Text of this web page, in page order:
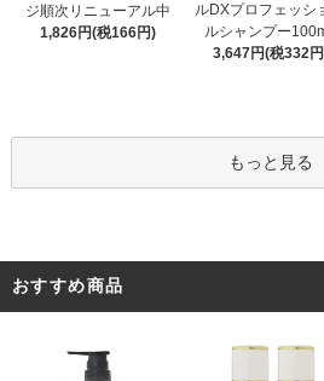
ジ順次リニューアル中
1,826円(税166円)
ルDXプロフェッシ
ルシャンプー
3,647円(税332
もっと見る
おすすめ商品